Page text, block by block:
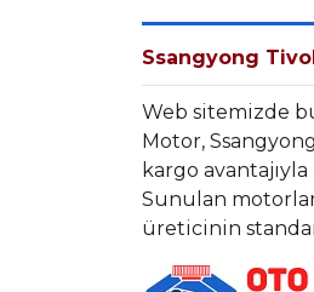
Ssangyong
Web sitemizde
Motor,
kargo avantajıyla
Sunulan
üreticinin